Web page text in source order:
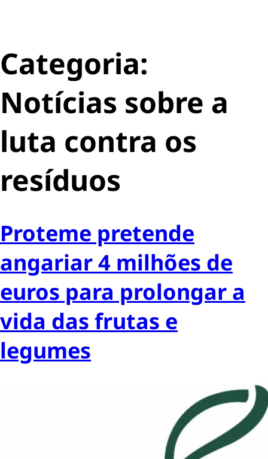
Categoria:
Notícias sobre a
luta contra os
resíduos
Proteme pretende
angariar 4 milhões de
euros para prolongar a
vida das frutas e
legumes